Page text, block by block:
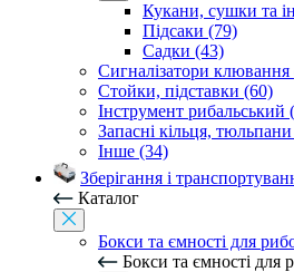
Кукани, сушки та
Підсаки (79)
Садки (43)
Сигналізатори клювання
Стойки, підставки (60)
Інструмент рибальський
Запасні кільця,
Інше (34)
Зберігання і
Каталог
Бокси та ємності для
Бокси та ємності для